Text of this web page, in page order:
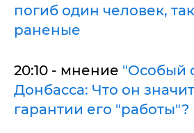
погиб один человек,
раненые
20:10 - мнение "Особый
Донбасса: Что он
гарантии его "работы"?